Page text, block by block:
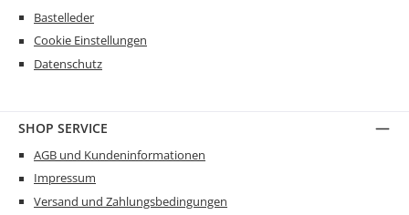
Bastelleder
Cookie Einstellungen
Datenschutz
SHOP SERVICE
AGB und Kundeninformationen
Impressum
Versand und Zahlungsbedingungen